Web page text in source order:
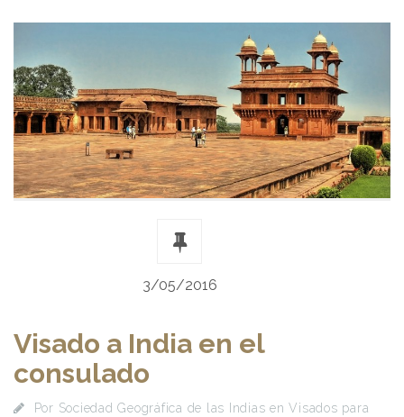
3/05/2016
Visado a India en el
consulado
Por Sociedad Geográfica de las Indias enVisados para